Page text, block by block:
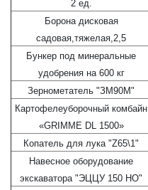
2 ед.
Борона дисковая
садовая,тяжелая,2,5
Бункер под минеральные
удобрения на 600 кг
Зернометатель "ЗМ90М"
Картофелеуборочный комбайн
«GRIMME DL 1500»
Копатель для лука "Z65\1"
Навесное оборудование
экскаватора "ЭЦЦУ 150 НО"